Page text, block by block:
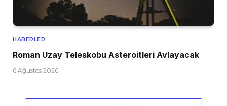
HABERLER
Roman Uzay Teleskobu Asteroitleri Avlayacak
6 Ağustos 2026